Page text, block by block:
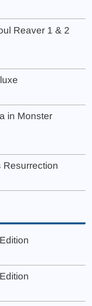
Reaver 1 & 2
in Monster
Resurrection